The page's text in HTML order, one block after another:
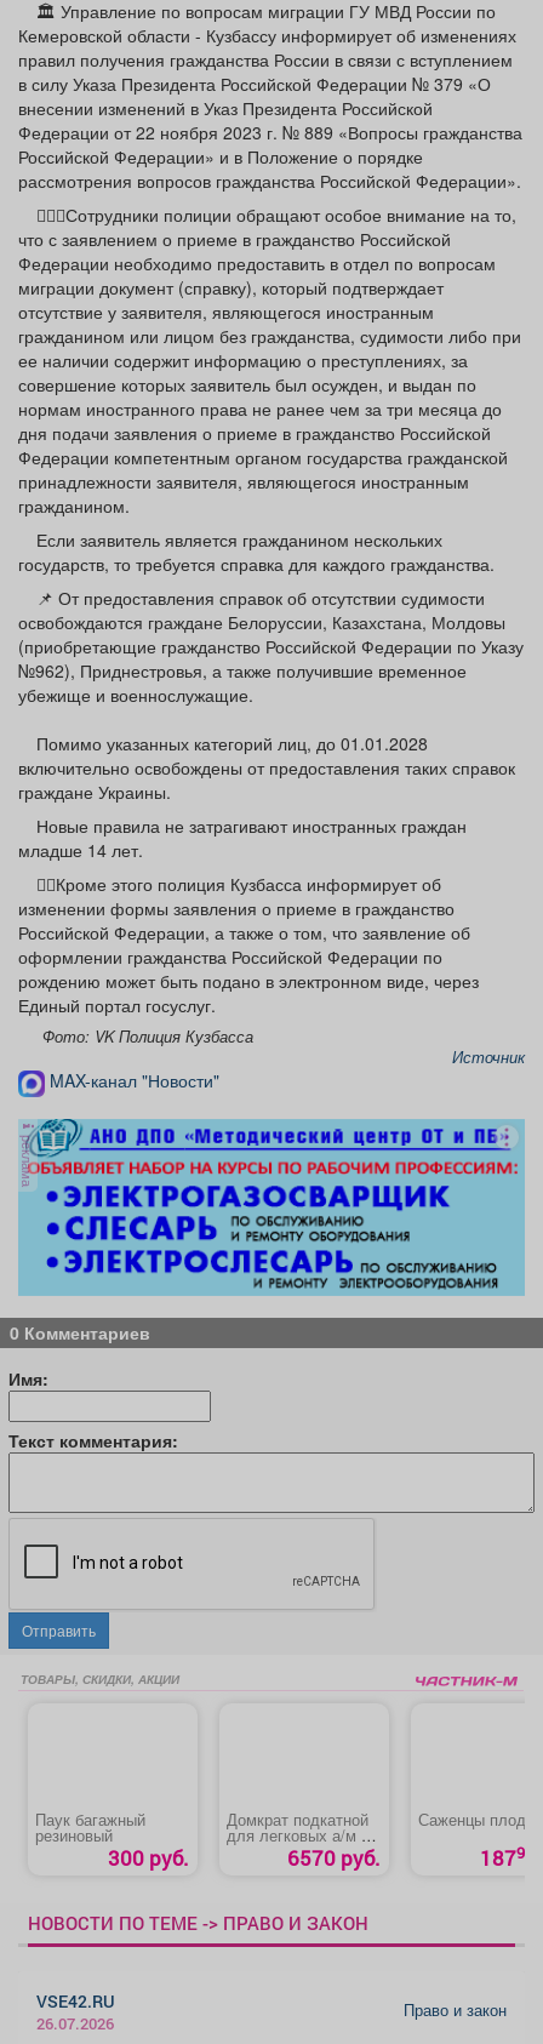
Афиша Обучение Проекты
Товары Поздравления Погода
ТВ программа Я - пенсионер
🏛️ Управление по вопросам миграции ГУ МВД России по
Кемеровской области - Кузбассу информирует об изменениях
правил получения гражданства России в связи с вступлением
в силу Указа Президента Российской Федерации № 379 «О
внесении изменений в Указ Президента Российской
Федерации от 22 ноября 2023 г. № 889 «Вопросы гражданства
Российской Федерации» и в Положение о порядке
рассмотрения вопросов гражданства Российской Федерации».
👮🏻‍♂️Сотрудники полиции обращают особое внимание на то,
что с заявлением о приеме в гражданство Российской
Федерации необходимо предоставить в отдел по вопросам
миграции документ (справку), который подтверждает
отсутствие у заявителя, являющегося иностранным
гражданином или лицом без гражданства, судимости либо при
ее наличии содержит информацию о преступлениях, за
совершение которых заявитель был осужден, и выдан по
нормам иностранного права не ранее чем за три месяца до
дня подачи заявления о приеме в гражданство Российской
Федерации компетентным органом государства гражданской
принадлежности заявителя, являющегося иностранным
гражданином.
Если заявитель является гражданином нескольких
государств, то требуется справка для каждого гражданства.
📌 От предоставления справок об отсутствии судимости
освобождаются граждане Белоруссии, Казахстана, Молдовы
(приобретающие гражданство Российской Федерации по Указу
№962), Приднестровья, а также получившие временное
убежище и военнослужащие.
Помимо указанных категорий лиц, до 01.01.2028
включительно освобождены от предоставления таких справок
граждане Украины.
Новые правила не затрагивают иностранных граждан
младше 14 лет.
☝🏻Кроме этого полиция Кузбасса информирует об
изменении формы заявления о приеме в гражданство
Российской Федерации, а также о том, что заявление об
оформлении гражданства Российской Федерации по
рождению может быть подано в электронном виде, через
Единый портал госуслуг.
Фото: VK Полиция Кузбасса
Источник
MAX-канал "Новости"
реклама
0 Комментариев
Имя:
Текст комментария:
Отправить
ТОВАРЫ, СКИДКИ, АКЦИИ
Паук багажный
резиновый
300 руб.
Домкрат подкатной
для легковых а/м в
кейсе «Stayer-R-28
Red Force»6570 руб.
Саженцы
18790
НОВОСТИ ПО ТЕМЕ -> ПРАВО И ЗАКОН
VSE42.RU
26.07.2026
Право и закон